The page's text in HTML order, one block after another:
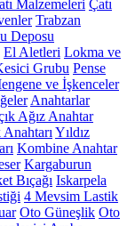
Malzemeleri Çatı
Trabzan
Deposu
El Aletleri Lokma ve
Grubu Pense
ve İşkenceler
Anahtarlar
Ağız Anahtar
Yıldız
Kombine Anahtar
Kargaburun
Bıçağı Iskarpela
4 Mevsim Lastik
Oto Güneşlik Oto